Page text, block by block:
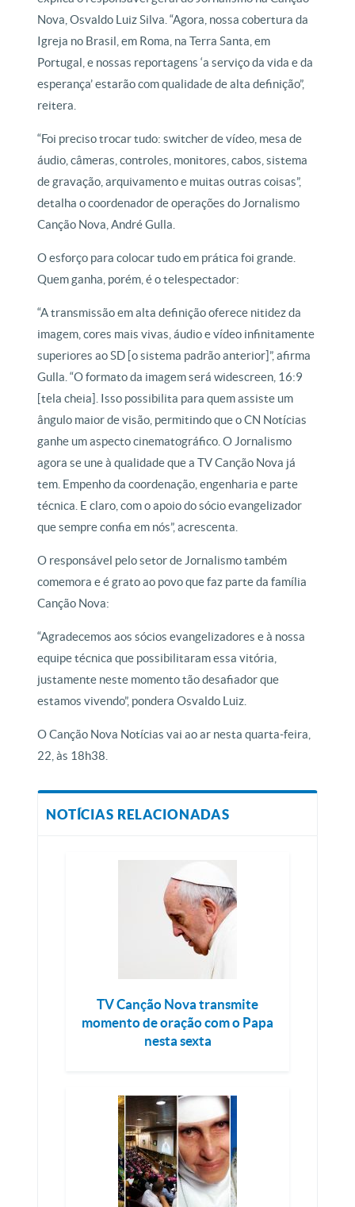
Nova, Osvaldo Luiz Silva. “Agora, nossa cobertura da
Igreja no Brasil, em Roma, na Terra Santa, em
Portugal, e nossas reportagens ‘a serviço da vida e da
esperança’ estarão com qualidade de alta definição”,
reitera.
“Foi preciso trocar tudo: switcher de vídeo, mesa de
áudio, câmeras, controles, monitores, cabos, sistema
de gravação, arquivamento e muitas outras coisas”,
detalha o coordenador de operações do Jornalismo
Canção Nova, André Gulla.
O esforço para colocar tudo em prática foi grande.
Quem ganha, porém, é o telespectador:
“A transmissão em alta definição oferece nitidez da
imagem, cores mais vivas, áudio e vídeo infinitamente
superiores ao SD [o sistema padrão anterior]”, afirma
Gulla. “O formato da imagem será widescreen, 16:9
[tela cheia]. Isso possibilita para quem assiste um
ângulo maior de visão, permitindo que o CN Notícias
ganhe um aspecto cinematográfico. O Jornalismo
agora se une à qualidade que a TV Canção Nova já
tem. Empenho da coordenação, engenharia e parte
técnica. E claro, com o apoio do sócio evangelizador
que sempre confia em nós”, acrescenta.
O responsável pelo setor de Jornalismo também
comemora e é grato ao povo que faz parte da família
Canção Nova:
“Agradecemos aos sócios evangelizadores e à nossa
equipe técnica que possibilitaram essa vitória,
justamente neste momento tão desafiador que
estamos vivendo”, pondera Osvaldo Luiz.
O Canção Nova Notícias vai ao ar nesta quarta-feira,
22, às 18h38.
NOTÍCIAS RELACIONADAS
TV Canção Nova transmite
momento de oração com o Papa
nesta sexta